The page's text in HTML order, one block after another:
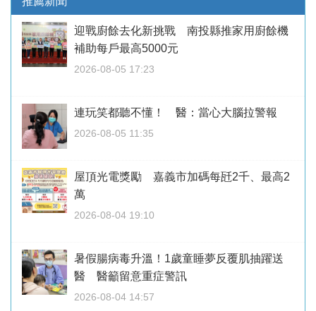
迎戰廚餘去化新挑戰 南投縣推家用廚餘機
補助每戶最高5000元
2026-08-05 17:23
連玩笑都聽不懂！ 醫：當心大腦拉警報
2026-08-05 11:35
屋頂光電獎勵 嘉義市加碼每瓩2千、最高2
萬
2026-08-04 19:10
暑假腸病毒升溫！1歲童睡夢反覆肌抽躍送
醫 醫籲留意重症警訊
2026-08-04 14:57